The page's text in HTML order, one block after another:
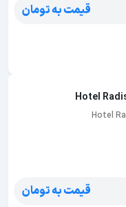
قیمت به تومان
Hotel
Hotel
قیمت به تومان